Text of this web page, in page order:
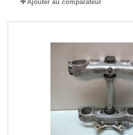
Ajouter au comparateur